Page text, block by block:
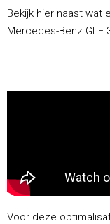
Bekijk hier naast wat
Mercedes-Benz GLE
Voor deze